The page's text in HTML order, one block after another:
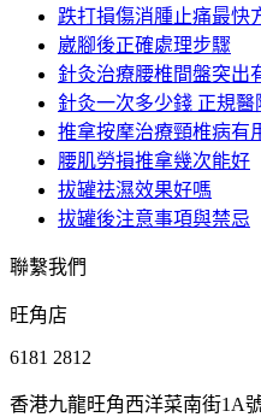
跌打損傷消腫止痛最快
崴腳後正確處理步驟
針灸治療腰椎間盤突出
針灸一次多少錢 正規醫
推拿按摩治療頸椎病有
腰肌勞損推拿幾次能好
拔罐祛濕效果好嗎
拔罐後注意事項與禁忌
聯繫我們
旺角店
6181 2812
香港九龍旺角西洋菜南街1A